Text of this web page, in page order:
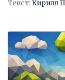
Текст: Кирилл